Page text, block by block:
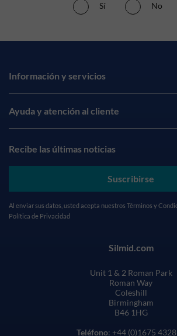
Sí No
Información y servicios
Ayuda y atención al cliente
Recibe las últimas noticias
Suscribirse
Al enviar sus datos, usted acepta nuestros Términos y
Política de Privacidad
Silmid.com
Unit 1 & 2 Roman Park
Roman Way
Coleshill
Birmingham
B46 1HG
Teléfono: +44 (0)1675